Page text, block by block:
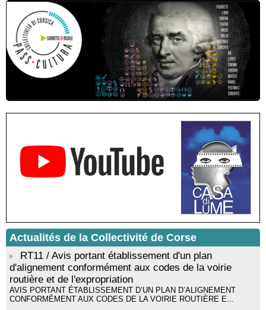
roi des Corses" animée par Benjamin Casinelli - Salle du Conseil
municipal - Zonza
Conférence : "Pratiques magico-religieuses et rituels de
protection de la Corse agro-pastorale" animée par Jean-Jacques
Andreani - Bucugnà / Zonza
Residenza di scrittura di Angela Nicolai, Trà Corsica è
Sardegna - Mediateca di castagniccia Mare è monti - I Fulelli
Résidence d’écriture et de recherche de l’écrivaine Cécilia
Castelli - Institut Mémoires de l'Edition Contemporaine - Caen /
Médiathèque de Castagniccia Mare et Monti - I Fulelli
Rencontre / dédicace avec Lucrèce Luciani autour de son
livre « La ballade du pendu du Niolu» - Mediateca territuriale di
Santa Lucia di Tallà
Mise en musique d’un livre jeunesse par Annik Meschinet,
musicienne pédagogue : Ateliers d’expression sonore, vocale,
rythmique et corporelle - Mediateca territuriale di Santa Lucia di
! Événement reporté ! Cycle de conférences peinture animé
par Alexandre Dominati - Mediateca territuriale di Santa Lucia di
Tallà
Actualités de la Collectivité de Corse
RT11 / Avis portant établissement d'un plan
d'alignement conformément aux codes de la voirie
routière et de l'expropriation
AVIS PORTANT ÉTABLISSEMENT D’UN PLAN D’ALIGNEMENT
CONFORMÉMENT AUX CODES DE LA VOIRIE ROUTIÈRE E...